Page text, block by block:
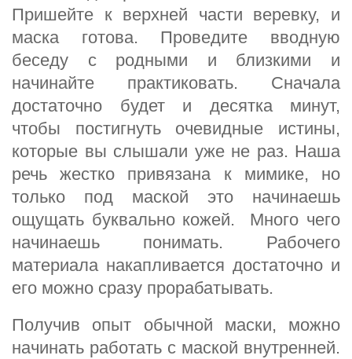
Пришейте к верхней части веревку, и
маска готова. Проведите вводную
беседу с родными и близкими и
начинайте практиковать. Сначала
достаточно будет и десятка минут,
чтобы постигнуть очевидные истины,
которые вы слышали уже не раз. Наша
речь жестко привязана к мимике, но
только под маской это начинаешь
ощущать буквально кожей. Много чего
начинаешь понимать. Рабочего
материала накапливается достаточно и
его можно сразу прорабатывать.
Получив опыт обычной маски, можно
начинать работать с маской внутренней.